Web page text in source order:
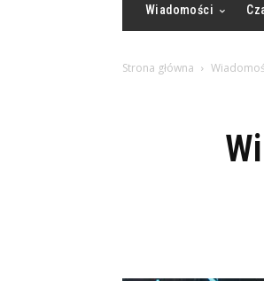
Wiadomości
Strona główna